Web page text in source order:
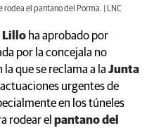
rodea el pantano del Porma. | LNC
Lillo ha aprobado por
por la concejala no
la que se reclama a la Junta
urgentes de
en los túneles
rodear el pantano del